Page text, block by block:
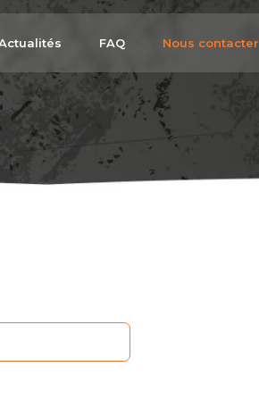
FAQ Nous contacter